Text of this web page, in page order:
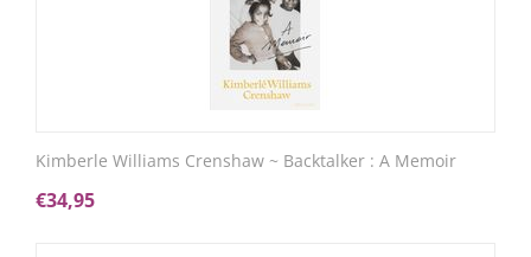
Kimberle Williams Crenshaw ~ Backtalker : A Memoir
€34,95